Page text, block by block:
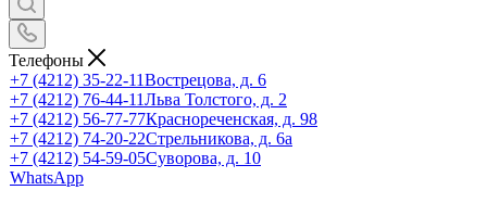
Телефоны
+7 (4212) 35-22-11Вострецова, д. 6
+7 (4212) 76-44-11Льва Толстого, д. 2
+7 (4212) 56-77-77Краснореченская, д. 98
+7 (4212) 74-20-22Стрельникова, д. 6а
+7 (4212) 54-59-05Суворова, д. 10
WhatsApp